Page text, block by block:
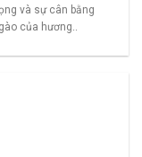
và sự cân bằng
của hương..